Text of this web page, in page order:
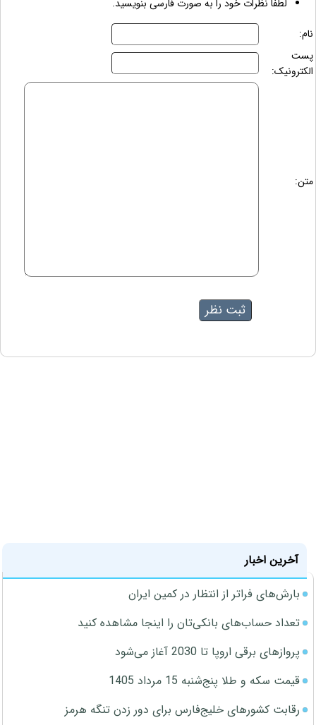
لطفاً نظرات خود را به صورت فارسی بنویسید.
نام:
پست
الکترونیک:
متن:
آخرین اخبار
بارش‌های فراتر از انتظار در کمین ایران
تعداد حساب‌های بانکی‌تان را اینجا مشاهده کنید
پروازهای برقی اروپا تا 2030 آغاز می‌شود
قیمت سکه و طلا پنج‌شنبه 15 مرداد 1405
رقابت کشورهای خلیج‌فارس برای دور زدن تنگه هرمز